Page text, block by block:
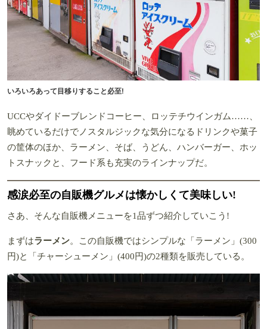
いろいろあって目移りすること必至!
UCCやダイドーブレンドコーヒー、ロッテチウインガム……、
眺めているだけでノスタルジックな気分になるドリンクや菓子
の筐体のほか、ラーメン、そば、うどん、ハンバーガー、ホッ
トスナックと、フード系も充実のラインナップだ。
感涙必至の自販機グルメは懐かしくて美味しい!
さあ、そんな自販機メニューを1品ずつ紹介していこう!
まずはラーメン。この自販機ではシンプルな「ラーメン」(300
円)と「チャーシューメン」(400円)の2種類を販売している。